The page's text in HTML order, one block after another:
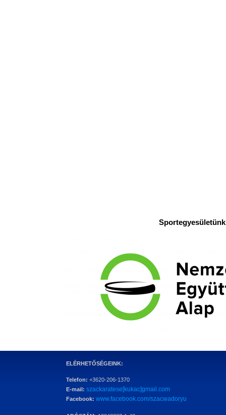
ELÉRHETŐSÉGEINK:
Telefon: +3620-206-1370
E-mail: szackaratese[kukac]gmail.com
Facebook: www.facebook.com/szacwadoryu